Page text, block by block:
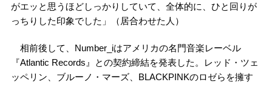
がエッと思うほどしっかりしていて、全体的に、ひと回りが
っちりした印象でした」（居合わせた人）
相前後して、Number_iはアメリカの名門音楽レーベル
『Atlantic Records』との契約締結を発表した。レッド・ツェ
ッペリン、ブルーノ・マーズ、BLACKPINKのロゼらを擁す